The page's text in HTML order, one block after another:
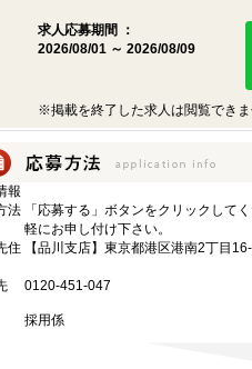
求人応募期間 ：
2026/08/01 ～ 2026/08/09
※掲載を終了した求人は閲覧でき
報
法
「応募する」ボタンをクリックして
軽にお申し付け下さい。
住
【品川支店】東京都港区港南2丁目
0120-451-047
採用係